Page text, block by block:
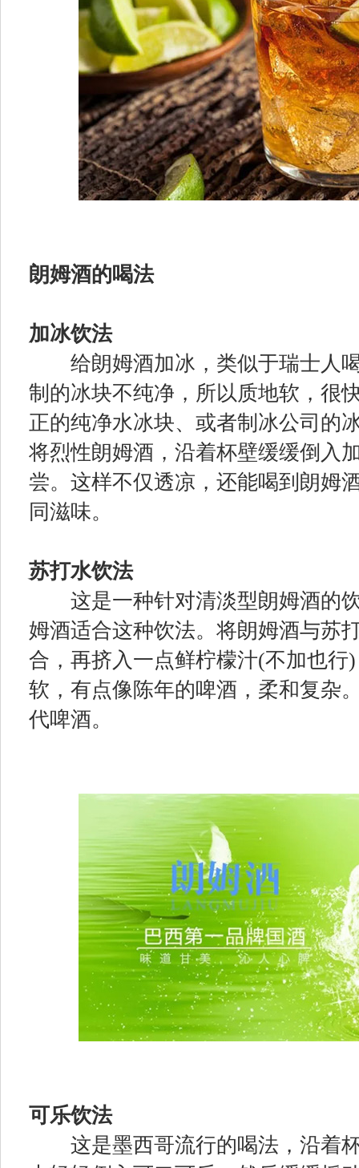
朗姆酒的喝法
加冰饮法
给朗姆酒加冰，类似于瑞士人
制的冰块不纯净，所以质地软，很
正的纯净水冰块、或者制冰公司的
将烈性朗姆酒，沿着杯壁缓缓倒入
尝。这样不仅透凉，还能喝到朗姆
同滋味。
苏打水饮法
这是一种针对清淡型朗姆酒的饮
姆酒适合这种饮法。将朗姆酒与苏
合，再挤入一点鲜柠檬汁(不加也行
软，有点像陈年的啤酒，柔和复杂
代啤酒。
可乐饮法
这是墨西哥流行的喝法，沿着